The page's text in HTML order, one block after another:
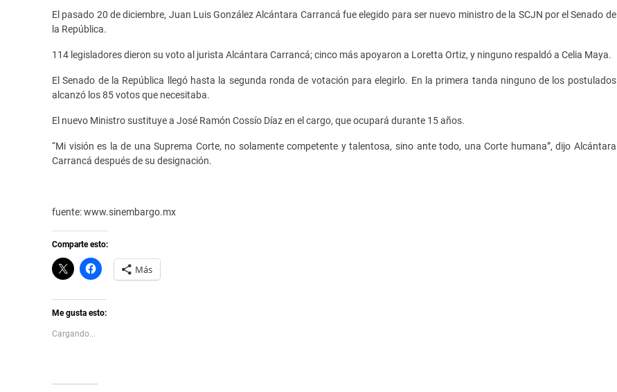
El pasado 20 de diciembre, Juan Luis González Alcántara Carrancá fue elegido para ser nuevo ministro de la SCJN por el Senado de
la República.
114 legisladores dieron su voto al jurista Alcántara Carrancá; cinco más apoyaron a Loretta Ortiz, y ninguno respaldó a Celia Maya.
El Senado de la República llegó hasta la segunda ronda de votación para elegirlo. En la primera tanda ninguno de los postulados
alcanzó los 85 votos que necesitaba.
El nuevo Ministro sustituye a José Ramón Cossío Díaz en el cargo, que ocupará durante 15 años.
“Mi visión es la de una Suprema Corte, no solamente competente y talentosa, sino ante todo, una Corte humana”, dijo Alcántara
Carrancá después de su designación.
fuente: www.sinembargo.mx
Comparte esto:
C
l
k
t
o
s
h
n
H
a
l
i
m
Más
Me gusta esto:
Cargando...